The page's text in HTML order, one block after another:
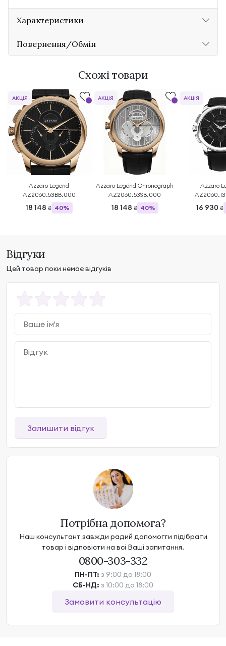
Характеристики
Повернення/Обмін
Схожі товари
Azzaro Legend
AZ2060.53BB.000
18 148 ₴ 40%
АКЦІЯ
Azzaro Legend Chronograph
AZ2060.53SB.000
18 148 ₴ 40%
АКЦІЯ
Azzaro
16 930 ₴
АКЦІЯ
Відгуки
Цей товар поки немає відгуків
Залишити відгук
Потрібна допомога?
Наш консультант завжди радий допомогти підібрати
товар і відповісти на всі Ваші запитання.
0800-303-332
ПН-ПТ: з 9:00 до 18:00
СБ-НД: з 10:00 до 18:00
Замовити консультацію